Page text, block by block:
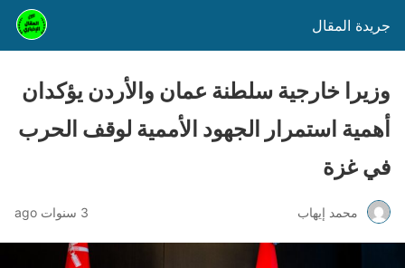
جريدة المقال
وزيرا خارجية سلطنة عمان والأردن يؤكدان
أهمية استمرار الجهود الأممية لوقف الحرب
في غزة
محمد إيهاب 3 سنوات ago